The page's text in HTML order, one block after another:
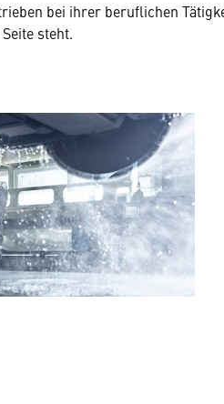
bei ihrer beruflichen
steht.